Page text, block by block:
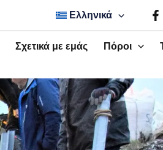
Ελληνικά
Σχετικά με εμάς Πόροι